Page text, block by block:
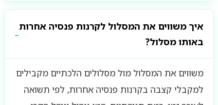
איך משווים את המסלול לקרנות פנסיה אחרות
באותו מסלול?
משווים את המסלול מול מסלולים הלכתיים מקבילים
למקבלי קצבה בקרנות פנסיה אחרות, לפי תשואה